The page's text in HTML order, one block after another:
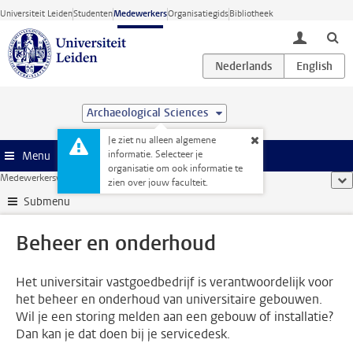
Ga direct naar de inhoud
Universiteit LeidenStudentenMedewerkersOrganisatiegidsBibliotheek
toggle
Archaeological Sciences
Je ziet nu alleen algemene
informatie. Selecteer je
organisatie om ook informatie te
zien over jouw faculteit.
Menu
Medewerkerswebsite Beheer en onderhoud
Submenu
Beheer en onderhoud
Het universitair vastgoedbedrijf is verantwoordelijk voor
het beheer en onderhoud van universitaire gebouwen.
Wil je een storing melden aan een gebouw of installatie?
Dan kan je dat doen bij je servicedesk.